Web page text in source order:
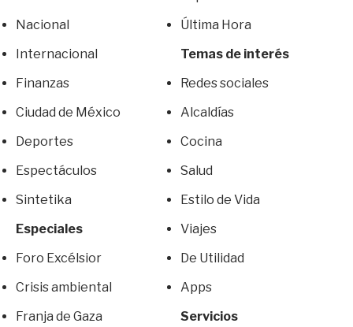
Nacional
Internacional
Finanzas
Ciudad de México
Deportes
Espectáculos
Sintetika
Especiales
Foro Excélsior
Crisis ambiental
Franja de Gaza
Última Hora
Temas de interés
Redes sociales
Alcaldías
Cocina
Salud
Estilo de Vida
Viajes
De Utilidad
Apps
Servicios